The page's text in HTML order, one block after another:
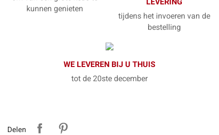
kunnen genieten
tijdens het invoeren van de
bestelling
WE LEVEREN BIJ U THUIS
tot de 20ste december
Delen